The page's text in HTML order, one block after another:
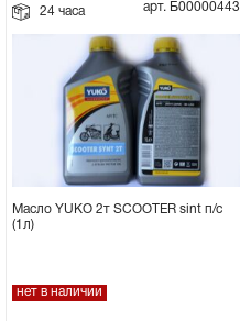
24 часа арт. Б00000443
Масло YUKO 2т SCOOTER sint п/с
(1л)
нет в наличии